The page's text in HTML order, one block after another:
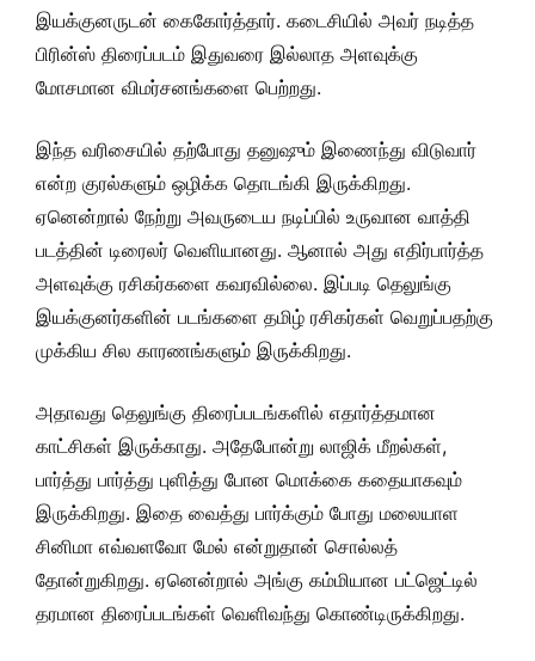
இயக்குனருடன் கைகோர்த்தார். கடைசியில் அவர் நடித்த
பிரின்ஸ் திரைப்படம் இதுவரை இல்லாத அளவுக்கு
மோசமான விமர்சனங்களை பெற்றது.
இந்த வரிசையில் தற்போது தனுஷும் இணைந்து விடுவார்
என்ற குரல்களும் ஒழிக்க தொடங்கி இருக்கிறது.
ஏனென்றால் நேற்று அவருடைய நடிப்பில் உருவான வாத்தி
படத்தின் டிரைலர் வெளியானது. ஆனால் அது எதிர்பார்த்த
அளவுக்கு ரசிகர்களை கவரவில்லை. இப்படி தெலுங்கு
இயக்குனர்களின் படங்களை தமிழ் ரசிகர்கள் வெறுப்பதற்கு
முக்கிய சில காரணங்களும் இருக்கிறது.
அதாவது தெலுங்கு திரைப்படங்களில் எதார்த்தமான
காட்சிகள் இருக்காது. அதேபோன்று லாஜிக் மீறல்கள்,
பார்த்து பார்த்து புளித்து போன மொக்கை கதையாகவும்
இருக்கிறது. இதை வைத்து பார்க்கும் போது மலையாள
சினிமா எவ்வளவோ மேல் என்றுதான் சொல்லத்
தோன்றுகிறது. ஏனென்றால் அங்கு கம்மியான பட்ஜெட்டில்
தரமான திரைப்படங்கள் வெளிவந்து கொண்டிருக்கிறது.